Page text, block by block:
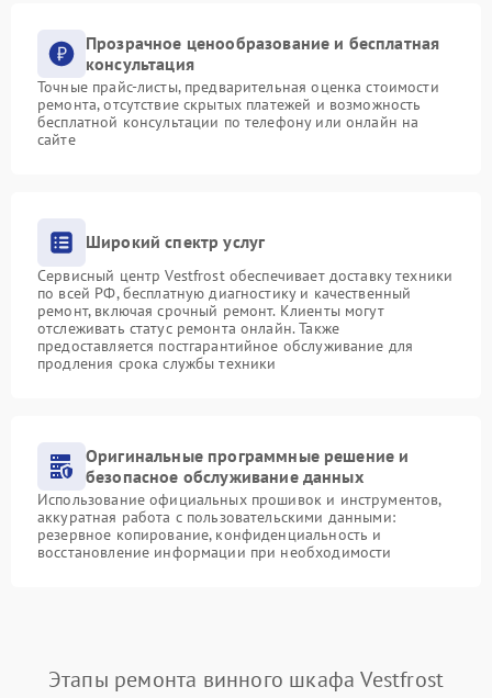
Прозрачное ценообразование и бесплатная
консультация
Точные прайс-листы, предварительная оценка стоимости
ремонта, отсутствие скрытых платежей и возможность
бесплатной консультации по телефону или онлайн на
сайте
Широкий спектр услуг
Сервисный центр Vestfrost обеспечивает доставку техники
по всей РФ, бесплатную диагностику и качественный
ремонт, включая срочный ремонт. Клиенты могут
отслеживать статус ремонта онлайн. Также
предоставляется постгарантийное обслуживание для
продления срока службы техники
Оригинальные программные решение и
безопасное обслуживание данных
Использование официальных прошивок и инструментов,
аккуратная работа с пользовательскими данными:
резервное копирование, конфиденциальность и
восстановление информации при необходимости
Этапы ремонта винного шкафа Vestfrost